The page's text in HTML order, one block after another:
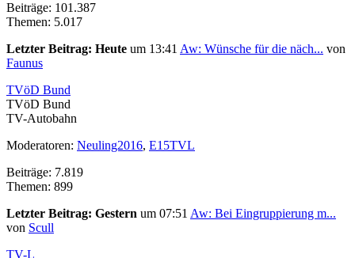
Beiträge: 101.387
Themen: 5.017
Letzter Beitrag: Heute um 13:41 Aw: Wünsche für die näch... von
Faunus
TVöD Bund
TVöD Bund
TV-Autobahn
Moderatoren: Neuling2016, E15TVL
Beiträge: 7.819
Themen: 899
Letzter Beitrag: Gestern um 07:51 Aw: Bei Eingruppierung m...
von Scull
TV-L